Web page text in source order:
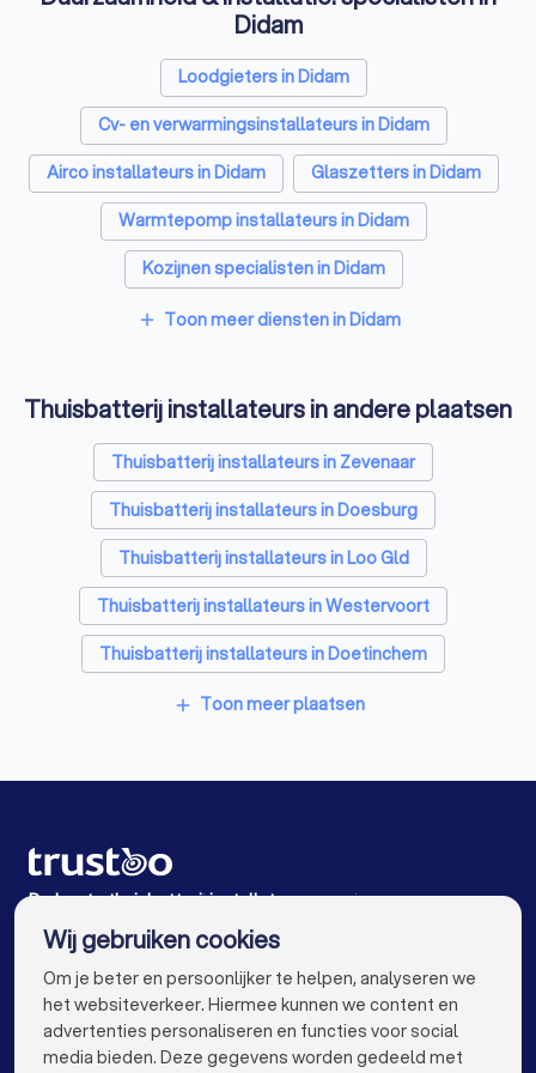
een professioneel en ervaren
bedrijf die voldoet aan onze
strikte kwaliteitseisen en
Didam
Loodgieters in Didam
Cv- en verwarmingsinstallateurs in Didam
Airco installateurs in Didam
Glaszetters in Didam
Warmtepomp installateurs in Didam
Kozijnen specialisten in Didam
Zonnepanelen-installateurs in Didam
add Toon meer diensten in Didam
Thuisbatterij installateurs in andere plaatsen
Thuisbatterij installateurs in Zevenaar
Thuisbatterij installateurs in Doesburg
Thuisbatterij installateurs in Loo Gld
Thuisbatterij installateurs in Westervoort
Thuisbatterij installateurs in Doetinchem
Thuisbatterij installateurs in Velp (GE)
Thuisbatterij installateurs in Rozendaal
Thuisbatterij installateurs in Arnhem
Thuisbatterij installateurs in Amsterdam
Thuisbatterij installateurs in Rotterdam
Thuisbatterij installateurs in Den Haag
add Toon meer plaatsen
De beste thuisbatterij installateurs voor jou
Wij gebruiken cookies
Om je beter en persoonlijker te helpen, analyseren we
het websiteverkeer. Hiermee kunnen we content en
advertenties personaliseren en functies voor social
media bieden. Deze gegevens worden gedeeld met